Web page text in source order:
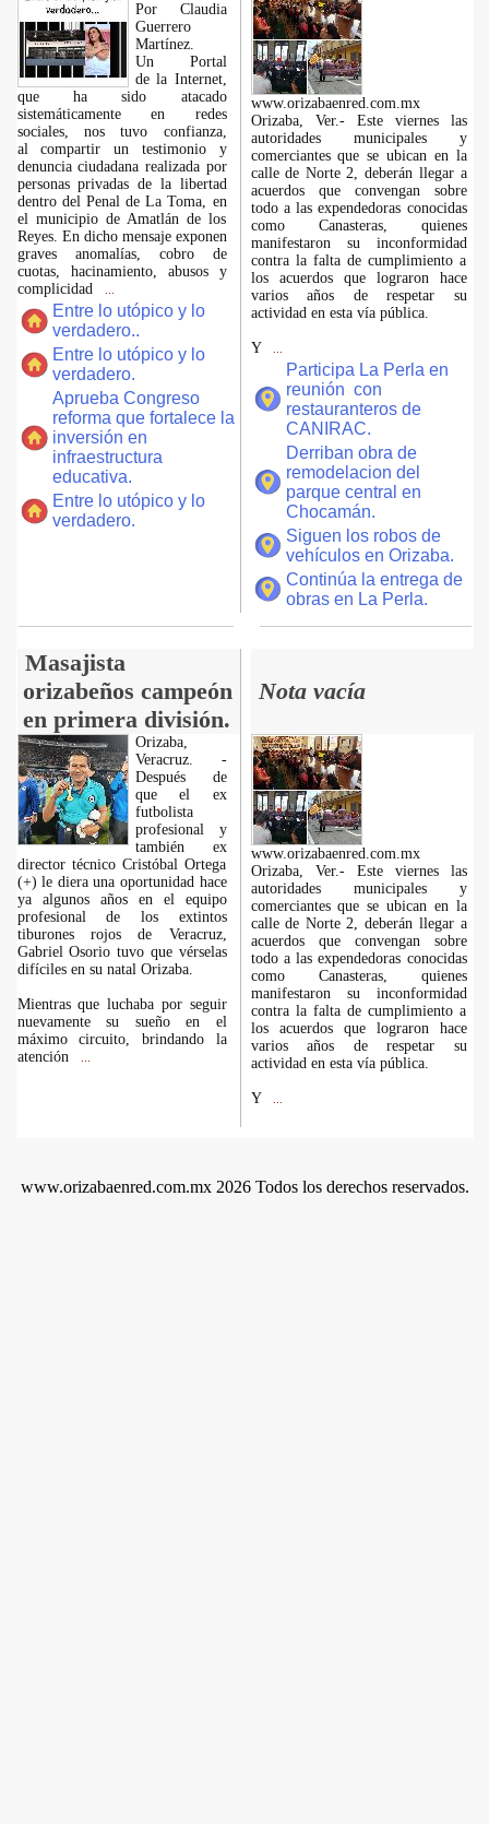
Por Claudia
Guerrero
Martínez.
​Un Portal
de la Internet,
que ha sido atacado
sistemáticamente en redes
sociales, nos tuvo confianza,
al compartir un testimonio y
denuncia ciudadana realizada por
personas privadas de la libertad
dentro del Penal de La Toma, en
el municipio de Amatlán de los
Reyes. En dicho mensaje exponen
graves anomalías, cobro de
cuotas, hacinamiento, abusos y
complicidad
Entre lo utópico y lo
verdadero..
Entre lo utópico y lo
verdadero.
Aprueba Congreso
reforma que fortalece la
inversión en
infraestructura
educativa.
Entre lo utópico y lo
verdadero.
www.orizabaenred.com.mx
Orizaba, Ver.- Este viernes las
autoridades municipales y
comerciantes que se ubican en la
calle de Norte 2, deberán llegar a
acuerdos que convengan sobre
todo a las expendedoras conocidas
como Canasteras, quienes
manifestaron su inconformidad
contra la falta de cumplimiento a
los acuerdos que lograron hace
varios años de respetar su
actividad en esta vía pública.
Y
Participa La Perla en
reunión con
restauranteros de
CANIRAC.
Derriban obra de
remodelacion del
parque central en
Chocamán.
Siguen los robos de
vehículos en Orizaba.
Continúa la entrega de
obras en La Perla.
Masajista
orizabeños campeón
en primera división.
Nota vacía
Orizaba,
Veracruz. -
Después de
que el ex
futbolista
profesional y
también ex
director técnico Cristóbal Ortega
(+) le diera una oportunidad hace
ya algunos años en el equipo
profesional de los extintos
tiburones rojos de Veracruz,
Gabriel Osorio tuvo que vérselas
difíciles en su natal Orizaba.
Mientras que luchaba por seguir
nuevamente su sueño en el
máximo circuito, brindando la
atención
www.orizabaenred.com.mx
Orizaba, Ver.- Este viernes las
autoridades municipales y
comerciantes que se ubican en la
calle de Norte 2, deberán llegar a
acuerdos que convengan sobre
todo a las expendedoras conocidas
como Canasteras, quienes
manifestaron su inconformidad
contra la falta de cumplimiento a
los acuerdos que lograron hace
varios años de respetar su
actividad en esta vía pública.
Y
www.orizabaenred.com.mx 2026 Todos los derechos reservados.